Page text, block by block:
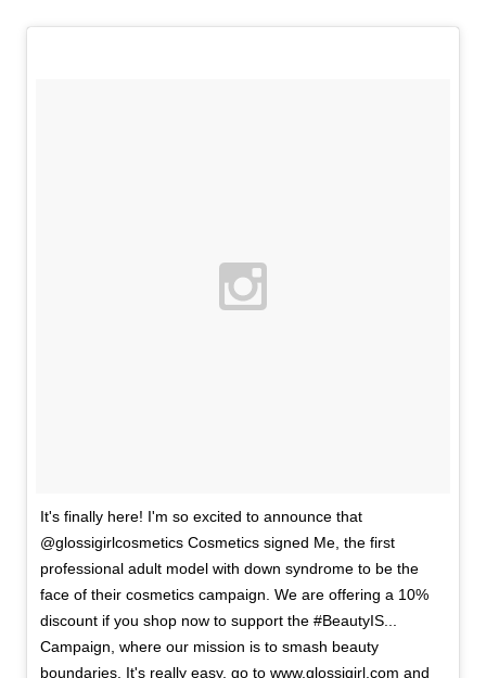
It's finally here! I'm so excited to announce that
@glossigirlcosmetics Cosmetics signed Me, the first
professional adult model with down syndrome to be the
face of their cosmetics campaign. We are offering a 10%
discount if you shop now to support the #BeautyIS...
Campaign, where our mission is to smash beauty
boundaries. It's really easy, go to www.glossigirl.com and